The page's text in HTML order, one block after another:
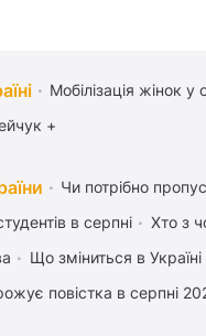
Мобілізація жінок у
+
Чи потрібно
в серпні
Хто з
Що зміниться в
повістка в серпні